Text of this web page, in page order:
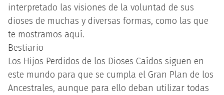
interpretado las visiones de la voluntad de sus
dioses de muchas y diversas formas, como las que
te mostramos aquí.
Bestiario
Los Hijos Perdidos de los Dioses Caídos siguen en
este mundo para que se cumpla el Gran Plan de los
Ancestrales, aunque para ello deban utilizar todas